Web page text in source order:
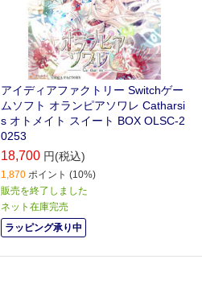
アイディアファクトリー Switchゲー
ムソフト オランピアソワレ Catharsi
s オトメイト スイート BOX OLSC-2
0253
18,700 円(税込)
1,870 ポイント (10%)
販売を終了しました
ネット在庫完売
ラッピング承り中